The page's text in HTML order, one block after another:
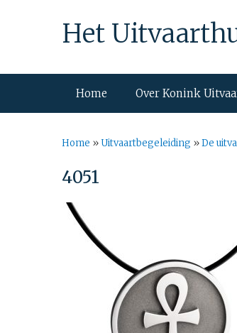
Het
Home Over Konink
Home »Uitvaartbegeleiding »De
4051